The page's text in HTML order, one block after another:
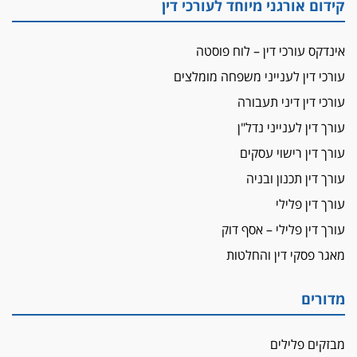
מאסר לעורך הדין
פיקטיביות בשם פלסטינים
על המידתיות
ביה"ד המשמעתי ביטל השעיה לצמיתות של
עורכת-דין שהביעה שמחה ב-7 באוקטובר
אשם
עו"ד הלל בבייב הורשע בהונאת עשרות לקוחות,
ההסדר: 7-9 שנות מאסר
דין ומקרקעין
עורך דין ברמת השרון נחקר בחשד למרמה בעסקת
תובעת משטרתית פוטרה בחשד לעישון סמים
שנחשף בפעילות בלשים בטלגרם
לא בכל יום
קידום אורגני מיוחד לעורכי דין
אינדקס עורכי דין – לוח פוסטה
עורכי דין לענייני משפחה מומלצים
עורכי דין דיני תעבורה
עורך דין לענייני נדל"ן
עורך דין רישוי עסקים
עורך דין תכנון ובניה
עורך דין פלילי
עורך דין פלילי – אסף דוק
מאגר פסקי דין והחלטות
מדורים
מבזקים פלילים